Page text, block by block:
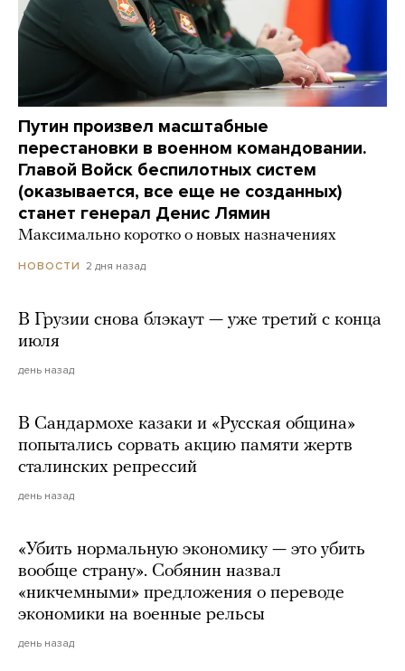
Путин произвел масштабные
перестановки в военном командовании.
Главой Войск беспилотных систем
(оказывается, все еще не созданных)
станет генерал Денис Лямин
Максимально коротко о новых назначениях
НОВОСТИ 2 дня назад
В Грузии снова блэкаут — уже третий с конца
июля
день назад
В Сандармохе казаки и «Русская община»
попытались сорвать акцию памяти жертв
сталинских репрессий
день назад
«Убить нормальную экономику — это убить
вообще страну». Собянин назвал
«никчемными» предложения о переводе
экономики на военные рельсы
день назад